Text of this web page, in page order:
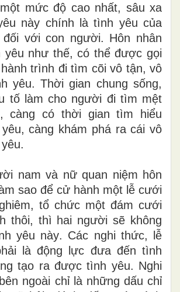
mức độ cao nhất, sâu xa
này chính là tình yêu của
đối với con người. Hôn nhân
yêu như thế, có thể được gọi
trình đi tìm cõi vô tận, vô
yêu. Thời gian chung sống,
tố làm cho người đi tìm mệt
càng có thời gian tìm hiểu
càng khám phá ra cái vô
nam và nữ quan niệm hôn
sao để cử hành một lễ cưới
tổ chức một đám cưới
thôi, thì hai người sẽ không
yêu này. Các nghi thức, lễ
là động lực đưa đến tình
tạo ra được tình yêu. Nghi
ên ngoài chỉ là những dấu chỉ